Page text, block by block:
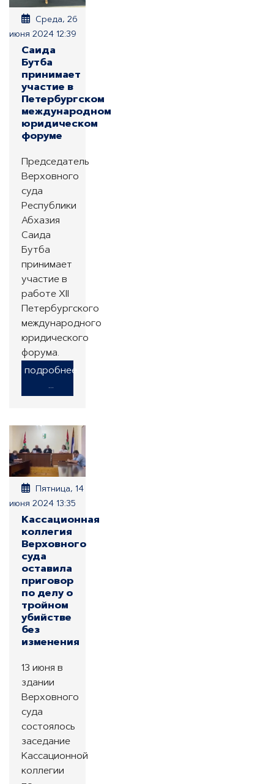
Среда, 26
июня 2024 12:39
Саида
Бутба
принимает
участие в
Петербургском
международном
юридическом
форуме
Председатель
Верховного
суда
Республики
Абхазия
Саида
Бутба
принимает
участие в
работе XII
Петербургского
международного
юридического
форума.
подробнее
...
Пятница, 14
июня 2024 13:35
Кассационная
коллегия
Верховного
суда
оставила
приговор
по делу о
тройном
убийстве
без
изменения
13 июня в
здании
Верховного
суда
состоялось
заседание
Кассационной
коллегии